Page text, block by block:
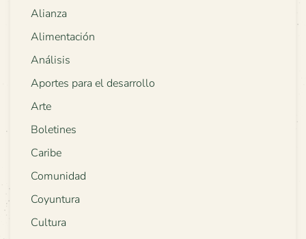
Alianza
Alimentación
Análisis
Aportes para el desarrollo
Arte
Boletines
Caribe
Comunidad
Coyuntura
Cultura